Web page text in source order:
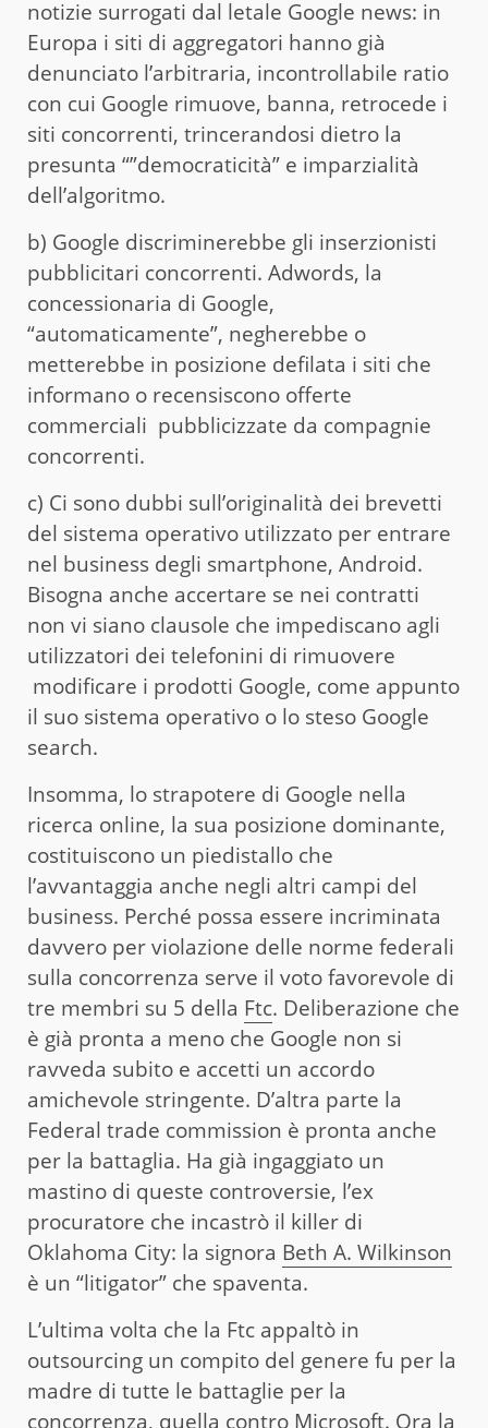
notizie surrogati dal letale Google news: in
Europa i siti di aggregatori hanno già
denunciato l’arbitraria, incontrollabile ratio
con cui Google rimuove, banna, retrocede i
siti concorrenti, trincerandosi dietro la
presunta “”democraticità” e imparzialità
dell’algoritmo.
b) Google discriminerebbe gli inserzionisti
pubblicitari concorrenti. Adwords, la
concessionaria di Google,
“automaticamente”, negherebbe o
metterebbe in posizione defilata i siti che
informano o recensiscono offerte
commerciali pubblicizzate da compagnie
concorrenti.
c) Ci sono dubbi sull’originalità dei brevetti
del sistema operativo utilizzato per entrare
nel business degli smartphone, Android.
Bisogna anche accertare se nei contratti
non vi siano clausole che impediscano agli
utilizzatori dei telefonini di rimuovere
modificare i prodotti Google, come appunto
il suo sistema operativo o lo steso Google
search.
Insomma, lo strapotere di Google nella
ricerca online, la sua posizione dominante,
costituiscono un piedistallo che
l’avvantaggia anche negli altri campi del
business. Perché possa essere incriminata
davvero per violazione delle norme federali
sulla concorrenza serve il voto favorevole di
tre membri su 5 della Ftc. Deliberazione che
è già pronta a meno che Google non si
ravveda subito e accetti un accordo
amichevole stringente. D’altra parte la
Federal trade commission è pronta anche
per la battaglia. Ha già ingaggiato un
mastino di queste controversie, l’ex
procuratore che incastrò il killer di
Oklahoma City: la signora Beth A. Wilkinson
è un “litigator” che spaventa.
L’ultima volta che la Ftc appaltò in
outsourcing un compito del genere fu per la
madre di tutte le battaglie per la
concorrenza, quella contro Microsoft. Ora la